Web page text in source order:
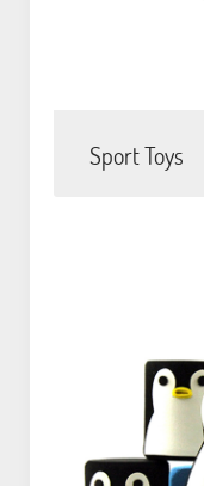
Sport Toys